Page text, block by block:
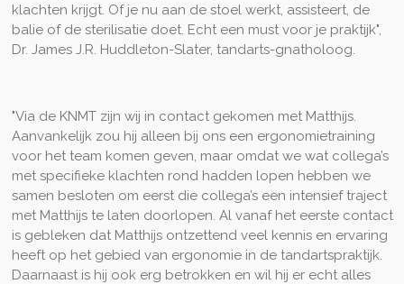
klachten krijgt. Of je nu aan de stoel werkt, assisteert, de
balie of de sterilisatie doet. Echt een must voor je praktijk",
Dr. James J.R. Huddleton-Slater, tandarts-gnatholoog.
"Via de KNMT zijn wij in contact gekomen met Matthijs.
Aanvankelijk zou hij alleen bij ons een ergonomietraining
voor het team komen geven, maar omdat we wat collega’s
met specifieke klachten rond hadden lopen hebben we
samen besloten om eerst die collega’s een intensief traject
met Matthijs te laten doorlopen. Al vanaf het eerste contact
is gebleken dat Matthijs ontzettend veel kennis en ervaring
heeft op het gebied van ergonomie in de tandartspraktijk.
Daarnaast is hij ook erg betrokken en wil hij er echt alles